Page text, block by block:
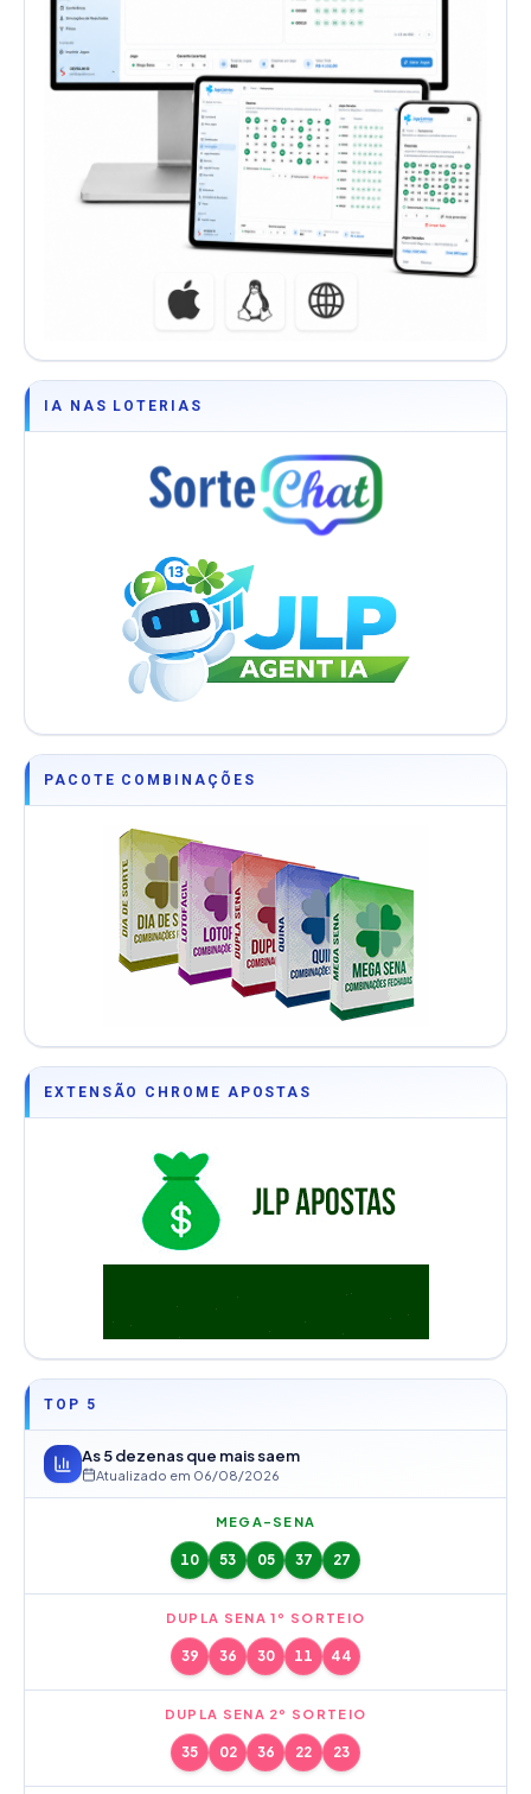
IA NAS LOTERIAS
PACOTE COMBINAÇÕES
EXTENSÃO CHROME APOSTAS
TOP 5
As 5 dezenas que mais saem
Atualizado em 06/08/2026
MEGA-SENA
10 53 05 37 27
DUPLA SENA 1º SORTEIO
39 36 30 11 44
DUPLA SENA 2º SORTEIO
35 02 36 22 23